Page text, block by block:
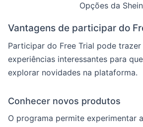
Opções da Shein
Vantagens de participar do
Participar do Free Trial pode trazer
experiências interessantes para
explorar novidades na plataforma.
Conhecer novos produtos
O programa permite experimentar